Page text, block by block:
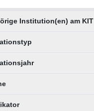
Institution(en) am KIT